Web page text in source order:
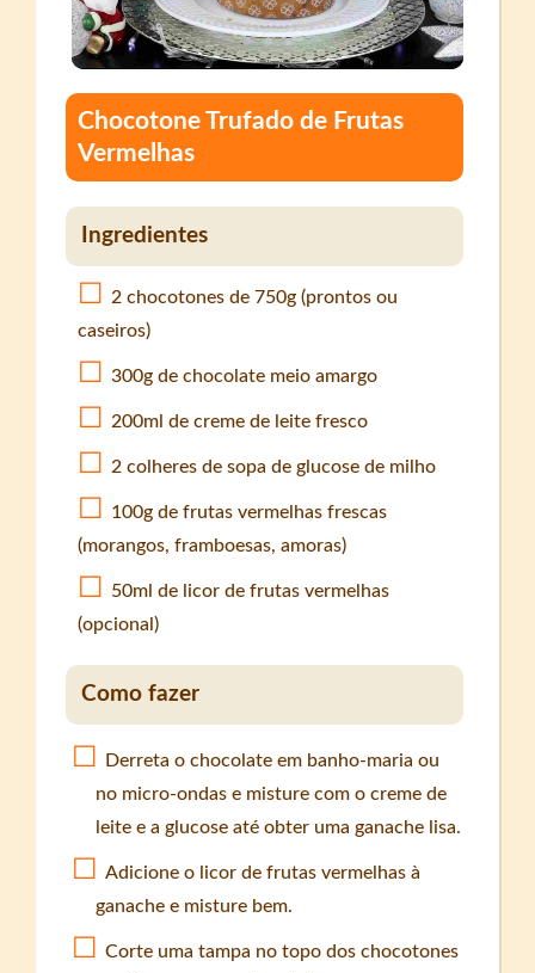
Chocotone Trufado de Frutas
Vermelhas
Ingredientes
2 chocotones de 750g (prontos ou
caseiros)
300g de chocolate meio amargo
200ml de creme de leite fresco
2 colheres de sopa de glucose de milho
100g de frutas vermelhas frescas
(morangos, framboesas, amoras)
50ml de licor de frutas vermelhas
(opcional)
Como fazer
Derreta o chocolate em banho-maria ou
no micro-ondas e misture com o creme de
leite e a glucose até obter uma ganache lisa.
Adicione o licor de frutas vermelhas à
ganache e misture bem.
Corte uma tampa no topo dos chocotones